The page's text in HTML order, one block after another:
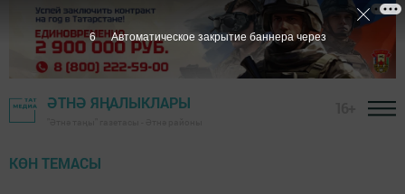
ӘТНӘ ЯҢАЛЫКЛАРЫ
КӨН ТЕМАСЫ
5 Автоматическое закрытие баннера через